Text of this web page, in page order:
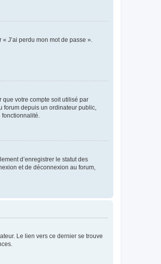
J’ai perdu mon mot de passe ».
que votre compte soit utilisé par
forum depuis un ordinateur public,
d’enregistrer le statut des
et de déconnexion au forum,
Le lien vers ce dernier se trouve